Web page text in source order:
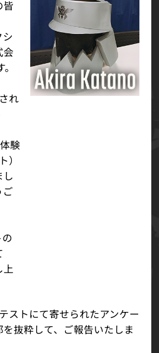
皆
会
れ
験
し
ご
上
ストにて寄せられたアンケー
を抜粋して、ご報告いたしま